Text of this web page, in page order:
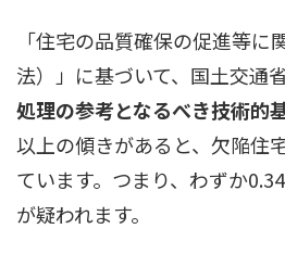
「住宅の品質確保の促進等に
法）」に基づいて、国土交通
処理の参考となるべき技術的
以上の傾きがあると、欠陥住
ています。つまり、わずか
が疑われます。